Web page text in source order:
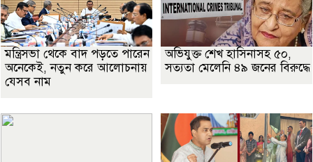
মন্ত্রিসভা থেকে বাদ পড়তে পারেন
অনেকেই, নতুন করে আলোচনায়
যেসব নাম
অভিযুক্ত শেখ হাসিনাসহ ৫০,
সত্যতা মেলেনি ৪৯ জনের বিরুদ্ধে